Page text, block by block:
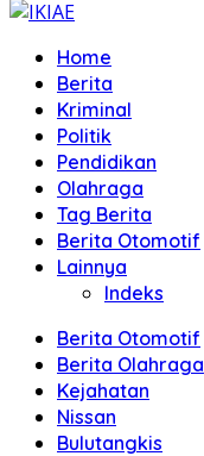
Home
Berita
Kriminal
Politik
Pendidikan
Olahraga
Tag Berita
Berita Otomotif
Lainnya
Indeks
Berita Otomotif
Berita Olahraga
Kejahatan
Nissan
Bulutangkis